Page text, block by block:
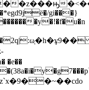
�z���ԣ
gi���}
�y�!�f�u�n